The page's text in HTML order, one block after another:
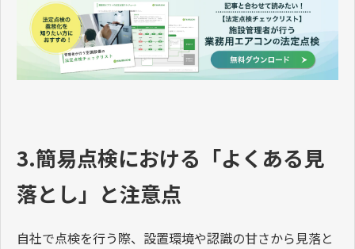
3.簡易点検における「よくある見
落とし」と注意点
自社で点検を行う際、設置環境や認識の甘さから見落と